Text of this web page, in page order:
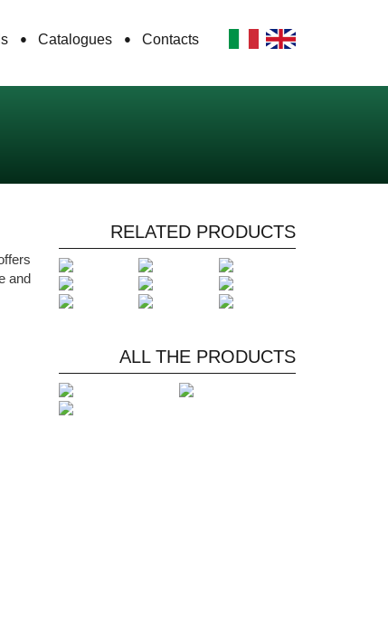
Catalogues Contacts
and
RELATED PRODUCTS
ALL THE PRODUCTS